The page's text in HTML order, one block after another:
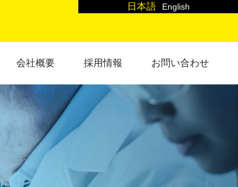
日本語 English
会社概要 採用情報 お問い合わせ